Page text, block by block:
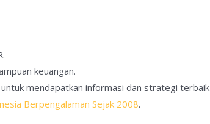
keuangan.
untuk mendapatkan informasi dan strategi terbaik
Berpengalaman Sejak 2008.